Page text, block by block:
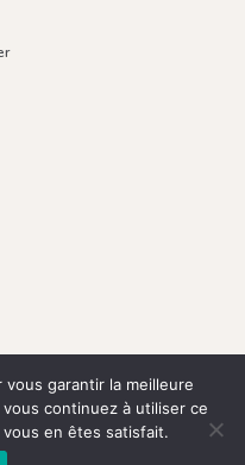
–Réalisation du site Internet
web Webwoman
garantir la meilleure
continuez à utiliser ce
en êtes satisfait.